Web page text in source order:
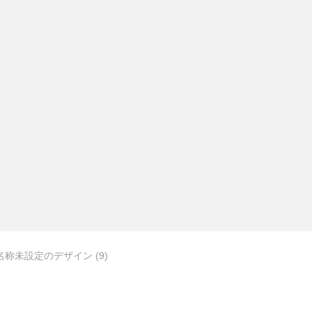
称未設定のデザイン (9)